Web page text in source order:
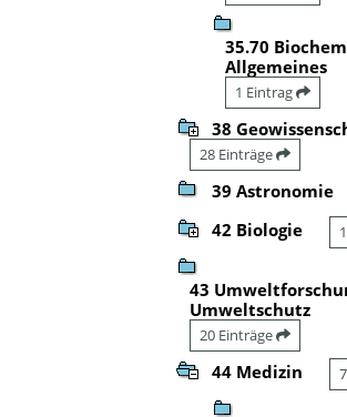
35.70
Allgemeines
1 Eintrag
38
28 Einträge
39 Astronomie
42 Biologie
43
Umweltschutz
20 Einträge
44 Medizin